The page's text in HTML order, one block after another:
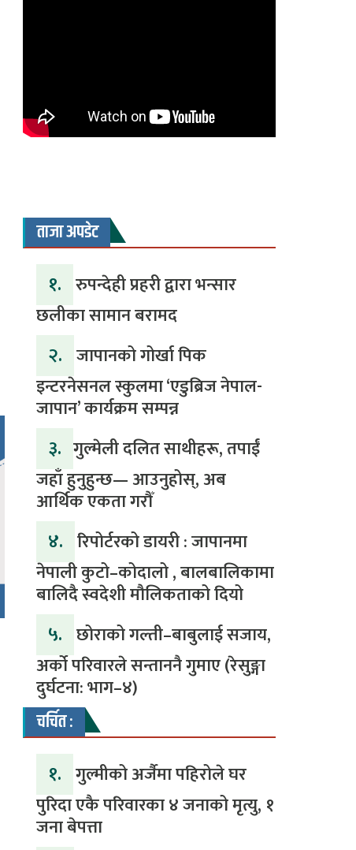
ताजा अपडेट
१. रुपन्देही प्रहरी द्वारा भन्सार
छलीका सामान बरामद
२. जापानको गोर्खा पिक
इन्टरनेसनल स्कुलमा ‘एडुब्रिज नेपाल-
जापान’ कार्यक्रम सम्पन्न
३. ​गुल्मेली दलित साथीहरू, तपाईं
जहाँ हुनुहुन्छ— आउनुहोस्, अब
आर्थिक एकता गरौँ
४. रिपोर्टरको डायरी : जापानमा
नेपाली कुटो–कोदालो , बालबालिकामा
बालिदै स्वदेशी मौलिकताको दियो
५. ‎​छोराको गल्ती–बाबुलाई सजाय,
अर्को परिवारले सन्ताननै गुमाए (रेसुङ्गा
दुर्घटना: भाग–४) ‎
चर्चित :
१. गुल्मीको अर्जैमा पहिरोले घर
पुरिदा एकै परिवारका ४ जनाको मृत्यु, १
जना बेपत्ता